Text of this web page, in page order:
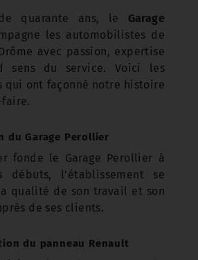
quarante ans, le Garage
les automobilistes de
avec passion, expertise
sens du service. Voici les
qui ont façonné notre histoire
du Garage Perollier
fonde le Garage Perollier à
débuts, l’établissement se
qualité de son travail et son
de ses clients.
du panneau Renault